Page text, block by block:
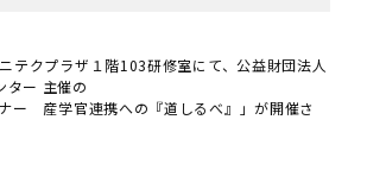
テクプラザ１階103研修室にて、公益財団法人
ター 主催の
ナー 産学官連携への『道しるべ』」が開催さ